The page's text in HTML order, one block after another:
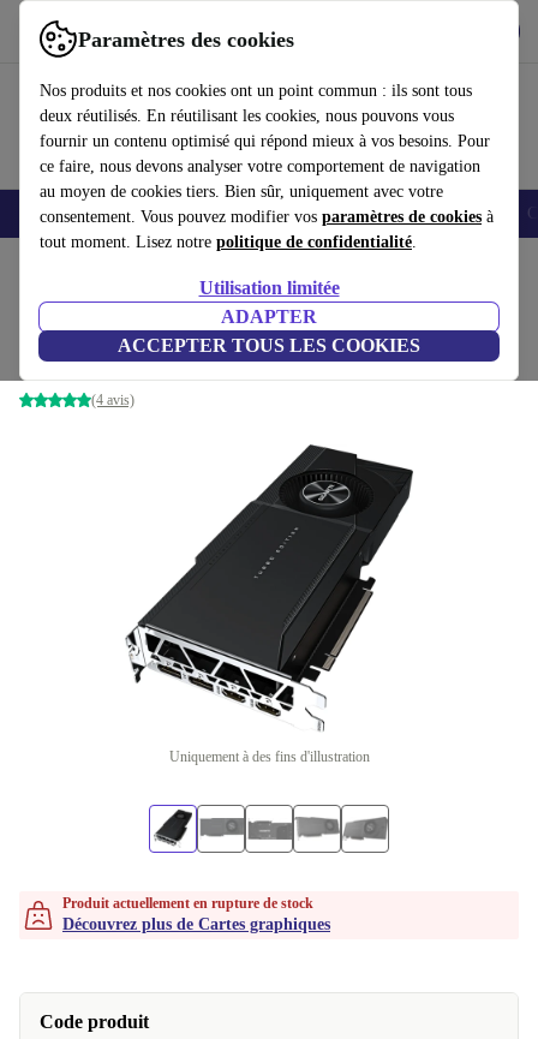
Paramètres des cookies
Nos produits et nos cookies ont un point commun : ils sont tous
deux réutilisés. En réutilisant les cookies, nous pouvons vous
fournir un contenu optimisé qui répond mieux à vos besoins. Pour
ce faire, nous devons analyser votre comportement de navigation
au moyen de cookies tiers. Bien sûr, uniquement avec votre
consentement. Vous pouvez modifier vos paramètres de cookies à
tout moment. Lisez notre politique de confidentialité.
Utilisation limitée
ADAPTER
ACCEPTER TOUS LES COOKIES
Utilisez refurbed rapidement et facilement
Smartphones Laptops Tablettes Montres connectées Accessoires
Gigabyte GeForce RTX 3080 Turbo 10G
10 GB GDDR6X
(4 avis)
Uniquement à des fins d'illustration
Produit actuellement en rupture de stock
Découvrez plus de Cartes graphiques
Code produit